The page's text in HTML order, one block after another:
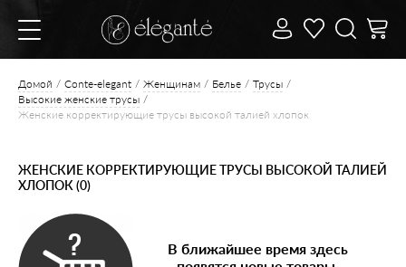
Домой Conte-elegant Женщинам Белье
Трусы
Высокие женские трусы
Женские корректирующие трусы высокой талией хлопок
ЖЕНСКИЕ КОРРЕКТИРУЮЩИЕ ТРУСЫ ВЫСОКОЙ ТАЛИЕЙ
ХЛОПОК (0)
В ближайшее время здесь